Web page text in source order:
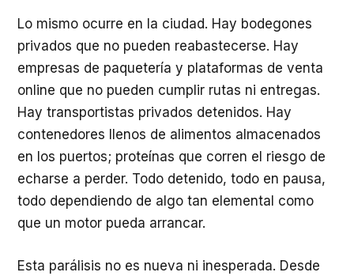
Lo mismo ocurre en la ciudad. Hay bodegones
privados que no pueden reabastecerse. Hay
empresas de paquetería y plataformas de venta
online que no pueden cumplir rutas ni entregas.
Hay transportistas privados detenidos. Hay
contenedores llenos de alimentos almacenados
en los puertos; proteínas que corren el riesgo de
echarse a perder. Todo detenido, todo en pausa,
todo dependiendo de algo tan elemental como
que un motor pueda arrancar.
Esta parálisis no es nueva ni inesperada. Desde